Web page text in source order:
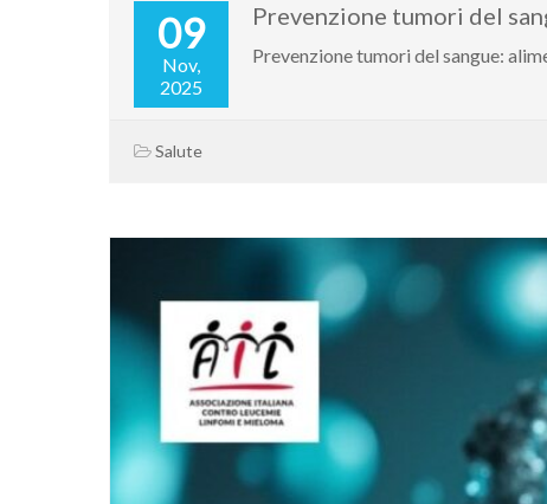
09
Nov,
2025
Prevenzione tumori del
Prevenzione tumori del sangue:
Salute